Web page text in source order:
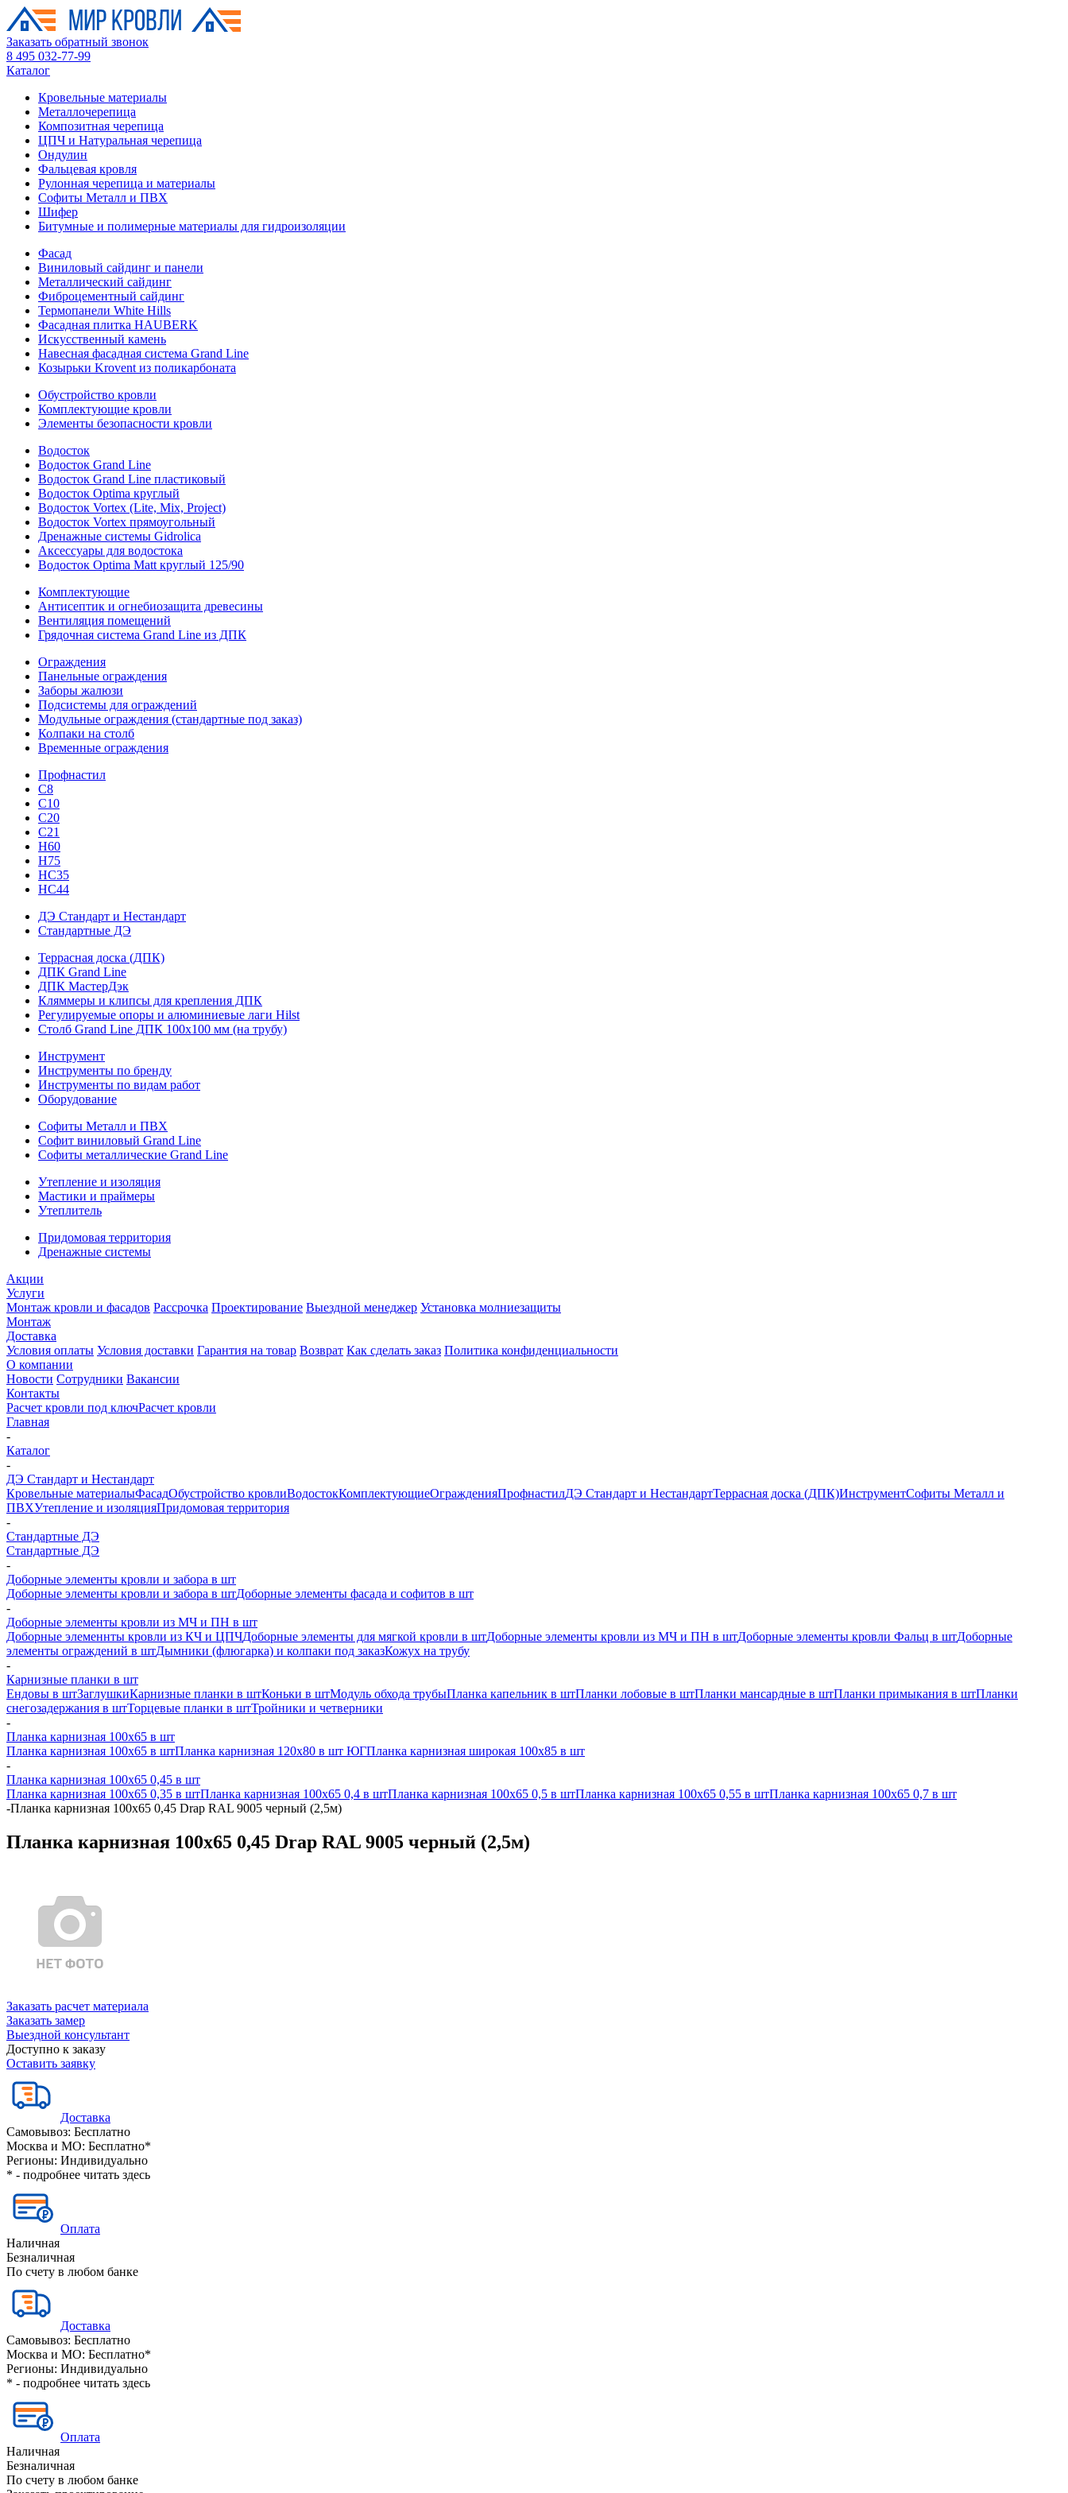
Заказать обратный звонок
8 495 032-77-99
Каталог
Кровельные материалы
Металлочерепица
Композитная черепица
ЦПЧ и Натуральная черепица
Ондулин
Фальцевая кровля
Рулонная черепица и материалы
Софиты Металл и ПВХ
Шифер
Битумные и полимерные материалы для гидроизоляции
Фасад
Виниловый сайдинг и панели
Металлический сайдинг
Фиброцементный сайдинг
Термопанели White Hills
Фасадная плитка HAUBERK
Искусственный камень
Навесная фасадная система Grand Line
Козырьки Krovent из поликарбоната
Обустройство кровли
Комплектующие кровли
Элементы безопасности кровли
Водосток
Водосток Grand Line
Водосток Grand Line пластиковый
Водосток Optima круглый
Водосток Vortex (Lite, Mix, Project)
Водосток Vortex прямоугольный
Дренажные системы Gidrolica
Аксессуары для водостока
Водосток Optima Matt круглый 125/90
Комплектующие
Антисептик и огнебиозащита древесины
Вентиляция помещений
Грядочная система Grand Line из ДПК
Ограждения
Панельные ограждения
Заборы жалюзи
Подсистемы для ограждений
Модульные ограждения (стандартные под заказ)
Колпаки на столб
Временные ограждения
Профнастил
С8
С10
С20
С21
H60
H75
HС35
НС44
ДЭ Стандарт и Нестандарт
Стандартные ДЭ
Террасная доска (ДПК)
ДПК Grand Line
ДПК МастерДэк
Кляммеры и клипсы для крепления ДПК
Регулируемые опоры и алюминиевые лаги Hilst
Столб Grand Line ДПК 100х100 мм (на трубу)
Инструмент
Инструменты по бренду
Инструменты по видам работ
Оборудование
Софиты Металл и ПВХ
Софит виниловый Grand Line
Софиты металлические Grand Line
Утепление и изоляция
Мастики и праймеры
Утеплитель
Придомовая территория
Дренажные системы
Акции
Услуги
Монтаж кровли и фасадов Рассрочка Проектирование Выездной менеджер Установка молниезащиты
Монтаж
Доставка
Условия оплаты Условия доставки Гарантия на товар Возврат Как сделать заказ Политика конфиденциальности
О компании
Новости Сотрудники Вакансии
Контакты
Расчет кровли под ключРасчет кровли
Главная
-
Каталог
-
ДЭ Стандарт и Нестандарт
Кровельные материалыФасадОбустройство кровлиВодостокКомплектующиеОгражденияПрофнастилДЭ Стандарт и НестандартТеррасная доска (ДПК)ИнструментСофиты Металл и
ПВХУтепление и изоляцияПридомовая территория
-
Стандартные ДЭ
Стандартные ДЭ
-
Доборные элементы кровли и забора в шт
Доборные элементы кровли и забора в штДоборные элементы фасада и софитов в шт
-
Доборные элементы кровли из МЧ и ПН в шт
Доборные элеменнты кровли из КЧ и ЦПЧДоборные элементы для мягкой кровли в штДоборные элементы кровли из МЧ и ПН в штДоборные элементы кровли Фальц в штДоборные
элементы ограждений в штДымники (флюгарка) и колпаки под заказКожух на трубу
-
Карнизные планки в шт
Ендовы в штЗаглушкиКарнизные планки в штКоньки в штМодуль обхода трубыПланка капельник в штПланки лобовые в штПланки мансардные в штПланки примыкания в штПланки
снегозадержания в штТорцевые планки в штТройники и четверники
-
Планка карнизная 100х65 в шт
Планка карнизная 100х65 в штПланка карнизная 120х80 в шт ЮГПланка карнизная широкая 100х85 в шт
-
Планка карнизная 100х65 0,45 в шт
Планка карнизная 100х65 0,35 в штПланка карнизная 100х65 0,4 в штПланка карнизная 100х65 0,5 в штПланка карнизная 100х65 0,55 в штПланка карнизная 100х65 0,7 в шт
-Планка карнизная 100х65 0,45 Drap RAL 9005 черный (2,5м)
Планка карнизная 100х65 0,45 Drap RAL 9005 черный (2,5м)
Заказать расчет материала
Заказать замер
Выездной консультант
Доступно к заказу
Оставить заявку
Доставка
Самовывоз: Бесплатно
Москва и МО: Бесплатно*
Регионы: Индивидуально
* - подробнее читать здесь
Оплата
Наличная
Безналичная
По счету в любом банке
Доставка
Самовывоз: Бесплатно
Москва и МО: Бесплатно*
Регионы: Индивидуально
* - подробнее читать здесь
Оплата
Наличная
Безналичная
По счету в любом банке